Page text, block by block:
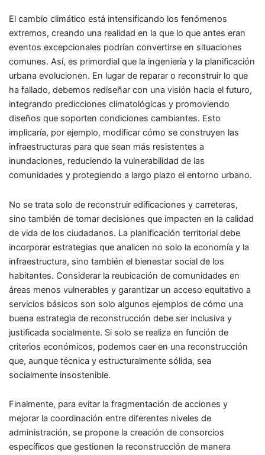
El cambio climático está intensificando los fenómenos
extremos, creando una realidad en la que lo que antes eran
eventos excepcionales podrían convertirse en situaciones
comunes. Así, es primordial que la ingeniería y la planificación
urbana evolucionen. En lugar de reparar o reconstruir lo que
ha fallado, debemos rediseñar con una visión hacia el futuro,
integrando predicciones climatológicas y promoviendo
diseños que soporten condiciones cambiantes. Esto
implicaría, por ejemplo, modificar cómo se construyen las
infraestructuras para que sean más resistentes a
inundaciones, reduciendo la vulnerabilidad de las
comunidades y protegiendo a largo plazo el entorno urbano.
No se trata solo de reconstruir edificaciones y carreteras,
sino también de tomar decisiones que impacten en la calidad
de vida de los ciudadanos. La planificación territorial debe
incorporar estrategias que analicen no solo la economía y la
infraestructura, sino también el bienestar social de los
habitantes. Considerar la reubicación de comunidades en
áreas menos vulnerables y garantizar un acceso equitativo a
servicios básicos son solo algunos ejemplos de cómo una
buena estrategia de reconstrucción debe ser inclusiva y
justificada socialmente. Si solo se realiza en función de
criterios económicos, podemos caer en una reconstrucción
que, aunque técnica y estructuralmente sólida, sea
socialmente insostenible.
Finalmente, para evitar la fragmentación de acciones y
mejorar la coordinación entre diferentes niveles de
administración, se propone la creación de consorcios
específicos que gestionen la reconstrucción de manera